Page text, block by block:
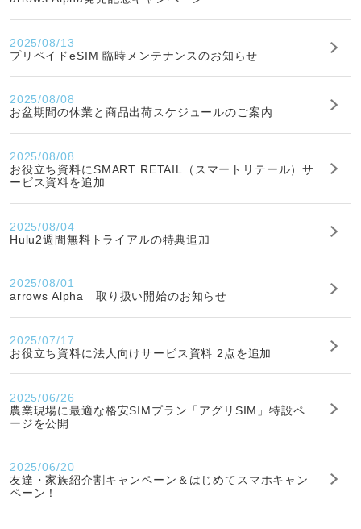
2025/08/13
プリペイドeSIM 臨時メンテナンスのお知らせ
2025/08/08
お盆期間の休業と商品出荷スケジュールのご案内
2025/08/08
お役立ち資料にSMART RETAIL（スマートリテール）サ
ービス資料を追加
2025/08/04
Hulu2週間無料トライアルの特典追加
2025/08/01
arrows Alpha 取り扱い開始のお知らせ
2025/07/17
お役立ち資料に法人向けサービス資料 2点を追加
2025/06/26
農業現場に最適な格安SIMプラン「アグリSIM」特設ペ
ージを公開
2025/06/20
友達・家族紹介割キャンペーン＆はじめてスマホキャン
ペーン！